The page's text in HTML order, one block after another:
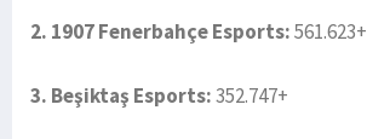
2. 1907 Fenerbahçe Esports:561.623+
3. Beşiktaş Esports:352.747+